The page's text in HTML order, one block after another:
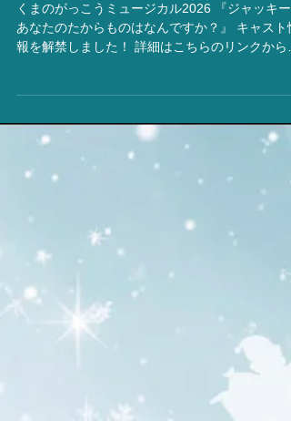
か？」キャスト情報解禁！
くまのがっこうミュージカル2026 『ジャッキー
能、個性あるれるキャスト全員で紡ぎあげるこの
作品。 今回もキャスト・スタッフ一同全力で臨
たいと思います！ 2010年の初演以来、多くの方
に愛され続けてきた感動のステージ。 「家族愛
皆様に「本当のたからものとは何か」を問いかけ
ます。 皆さま、どうぞご期待ください！